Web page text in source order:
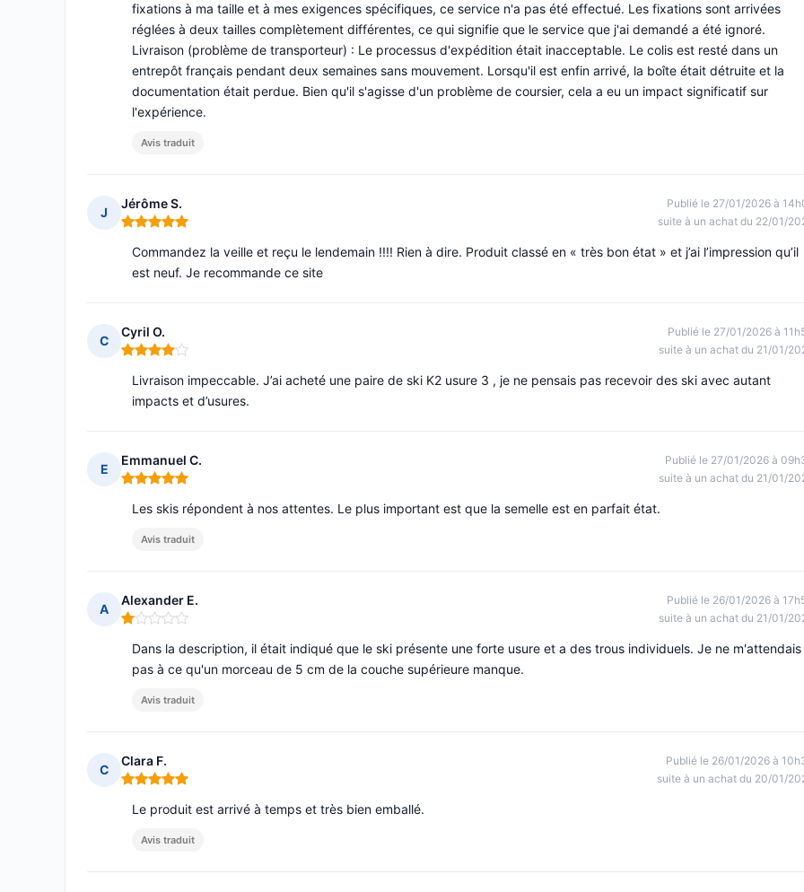
fixations à ma taille et à mes exigences spécifiques, ce service n'a pas été effectué. Les fixations sont arrivées
réglées à deux tailles complètement différentes, ce qui signifie que le service que j'ai demandé a été ignoré.
Livraison (problème de transporteur) : Le processus d'expédition était inacceptable. Le colis est resté dans un
entrepôt français pendant deux semaines sans mouvement. Lorsqu'il est enfin arrivé, la boîte était détruite et la
documentation était perdue. Bien qu'il s'agisse d'un problème de coursier, cela a eu un impact significatif sur
l'expérience.
Avis traduit
J
Jérôme S.
Note : 5 sur 5
Publié le 27/01/2026 à
suite à un achat du 22/01/
Commandez la veille et reçu le lendemain !!!! Rien à dire. Produit classé en « très bon état » et j’ai l’impression qu’il
est neuf. Je recommande ce site
C
Cyril O.
Note : 4 sur 5
Publié le 27/01/2026 à
suite à un achat du 21/01/
Livraison impeccable. J’ai acheté une paire de ski K2 usure 3 , je ne pensais pas recevoir des ski avec autant
impacts et d’usures.
E
Emmanuel C.
Note : 5 sur 5
Publié le 27/01/2026 à
suite à un achat du 21/01/
Les skis répondent à nos attentes. Le plus important est que la semelle est en parfait état.
Avis traduit
A
Alexander E.
Note : 1 sur 5
Publié le 26/01/2026 à
suite à un achat du 21/01/
Dans la description, il était indiqué que le ski présente une forte usure et a des trous individuels. Je ne m'attendais
pas à ce qu'un morceau de 5 cm de la couche supérieure manque.
Avis traduit
C
Clara F.
Note : 5 sur 5
Publié le 26/01/2026 à
suite à un achat du 20/01/
Le produit est arrivé à temps et très bien emballé.
Avis traduit